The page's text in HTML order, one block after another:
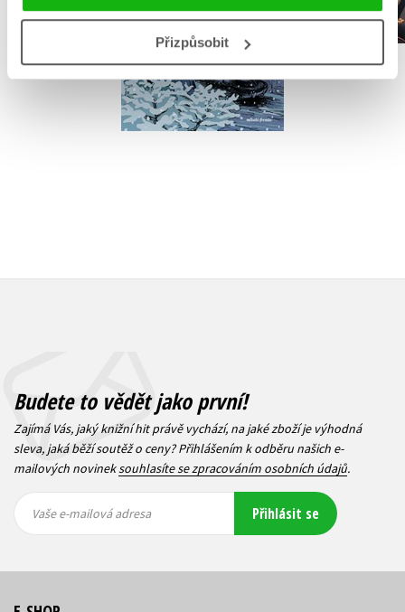
Přizpůsobit
Do košíku
349 Kč
279 Kč
Do
Budete to vědět jako první!
Zajímá Vás, jaký knižní hit právě vychází, na jaké zboží je výhodná
sleva, jaká běží soutěž o ceny? Přihlášením k odběru našich e-
mailových novineksouhlasíte se zpracováním osobních údajů.
mailová
mailová
Vaše e-mailová adresa Přihlásit se